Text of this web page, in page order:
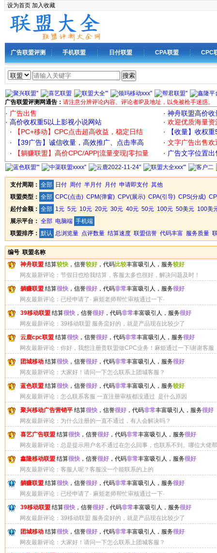
设为首页 加入收藏
广告联盟评测 手机联盟 日付联盟 CPA联盟 CPC
搜索
广告联盟评测网通告： 请注意分辨评论内容、评论者IP及地址，以免被枪手迷惑。
· 广告出售 · 神舟联盟高价收
· 高价收权重5以上影视小说网站 · 欢迎优质海量资
·
【PC+移动】CPC点击超高收益，稳定日结 ·
【收量】收权
·
【39广告】诚信收量，高效推广、点击率高 · 文字广告出售欢
·
【躺赚联盟】高价CPC/APP|流量变现|零扣量 · 广告文字位置
支付周期： 全部 日付 周付 半月付 月付 申请即支付 其他
联盟类型： 全部 CPC(点击) CPM(弹窗) CPV(展示) CPA(引导) CPS(分成)
起付金额： 全部 1元 5元 10元 20元 30元 40元 50元 100元 50美元 100美
展示平台： 全部 电脑端 手机端
联盟排序： 默认 总浏览量 点评数量 结算速度 联盟信誉 代码丰富 服务质量
编号 联盟名称
神舟联盟 结算较快 ，信誉较好，代码比较丰富吸引人，服务较好
网友最新评论：节假日也给我结算，客服太多也很好，解决问题及时！
躺赚联盟 结算很快 ，信誉很好 ，代码非常丰富吸引人，服务很好
网友最新评论：已经申请了· 麻烦老师帮忙审核通过一下·
39移动联盟 结算很快 ，信誉很好 ，代码非常丰富吸引人，服务很好
网友最新评论：39移动联盟 服务蛮好的，就是产品现在比较少了
云鹿cpc联盟 结算很快 ，信誉很好 ，代码非常丰富吸引人，服务很好
网友最新评论：你好，我想注册贵联盟做CPC业务！麻烦通过一下!谢谢客服
团城移动 结算很快 ，信誉很好 ，代码非常丰富吸引人，服务很好
网友最新评论：大家好！请问一下怎么联系上团城客服？
蓝色联盟 结算很快 ，信誉很好 ，代码非常丰富吸引人，服务较好
网友最新评论：怎么联系客服 一直注册审核都没通过 是什么原因
聚兴移动广告营销平 结算很快 ，信誉很好 ，代码非常丰富吸引人，服务很好
网友最新评论：为什么注册的一直不通过，有人会解决吗？
喜艺广告联盟 结算很快 ，信誉很好 ，代码非常丰富吸引人，服务很好
网友最新评论：总是提示用户名不通过在怎么回事，也联系不到。哪位大佬
母
鑫隆移动联盟 结算很快 ，信誉很好 ，代码非常丰富吸引人，服务很好
网友最新评论：客服人呢？客服没一个能联系的上的
躺赚联盟 结算很快 ，信誉很好 ，代码非常丰富吸引人，服务很好
网友最新评论：已经申请了· 麻烦老师帮忙审核通过一下·
39移动联盟 结算很快 ，信誉很好 ，代码非常丰富吸引人，服务很好
网友最新评论：39移动联盟 服务蛮好的，就是产品现在比较少了
团城移动 结算很快 ，信誉很好 ，代码非常丰富吸引人，服务很好
网友最新评论：大家好！请问一下怎么联系上团城客服？